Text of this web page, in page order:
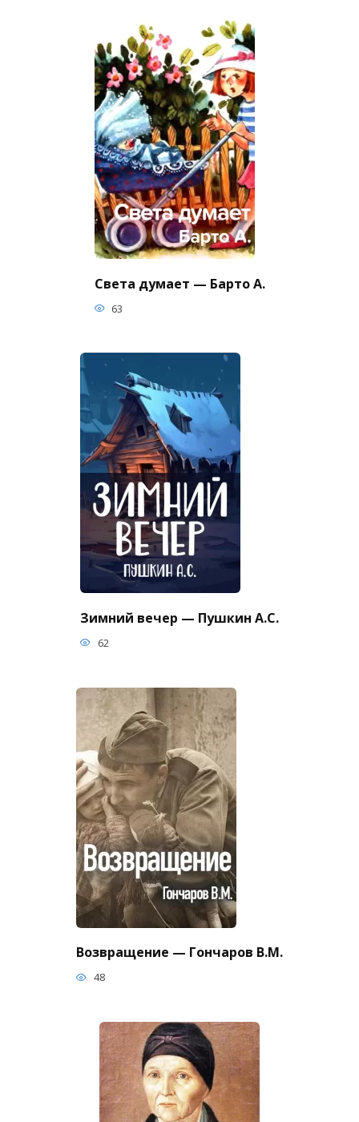
Света думает — Барто А.
63
Зимний вечер — Пушкин А.С.
62
Возвращение — Гончаров В.М.
48